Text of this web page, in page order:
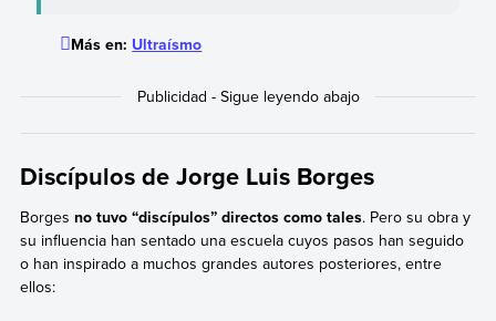
Más en: Ultraísmo
Discípulos de Jorge Luis Borges
Borges no tuvo “discípulos” directos como tales. Pero su obra y
su influencia han sentado una escuela cuyos pasos han seguido
o han inspirado a muchos grandes autores posteriores, entre
ellos: